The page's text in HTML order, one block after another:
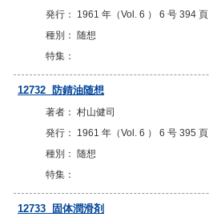
発行： 1961 年（Vol. 6 ） 6 号 394 頁
種別： 随想
特集：
12732 防錆油随想
著者： 村山健司
発行： 1961 年（Vol. 6 ） 6 号 395 頁
種別： 随想
特集：
12733 固体潤滑剤